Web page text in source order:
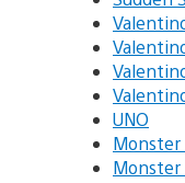
UNO
Monster
Monster